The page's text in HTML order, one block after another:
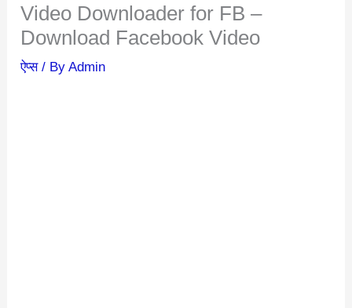
Video Downloader for FB –
Download Facebook Video
ऐप्स/ ByAdmin